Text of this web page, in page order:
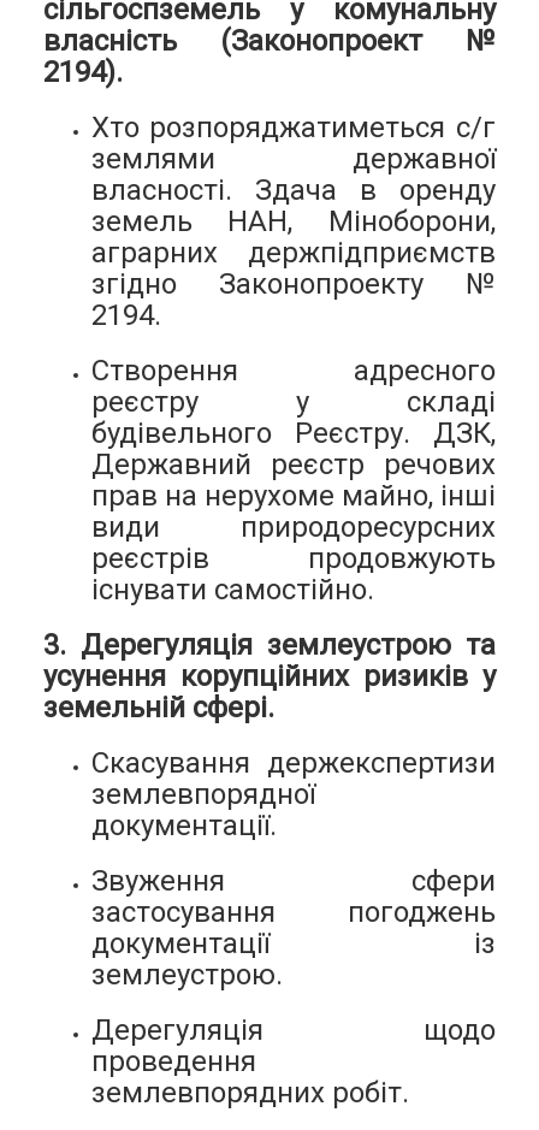
сільгоспземель у комунальну
власність (Законопроект №
2194).
Хто розпоряджатиметься с/г
землями державної
власності. Здача в оренду
земель НАН, Міноборони,
аграрних держпідприємств
згідно Законопроекту №
2194.
Створення адресного
реєстру у складі
будівельного Реєстру. ДЗК,
Державний реєстр речових
прав на нерухоме майно, інші
види природоресурсних
реєстрів продовжують
існувати самостійно.
3. Дерегуляція землеустрою та
усунення корупційних ризиків у
земельній сфері.
Скасування держекспертизи
землевпорядної
документації.
Звуження сфери
застосування погоджень
документації із
землеустрою.
Дерегуляція щодо
проведення
землевпорядних робіт.